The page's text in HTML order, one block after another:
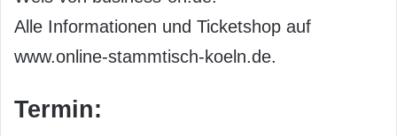
Alle Informationen und Ticketshop auf
www.online-stammtisch-koeln.de.
Termin: